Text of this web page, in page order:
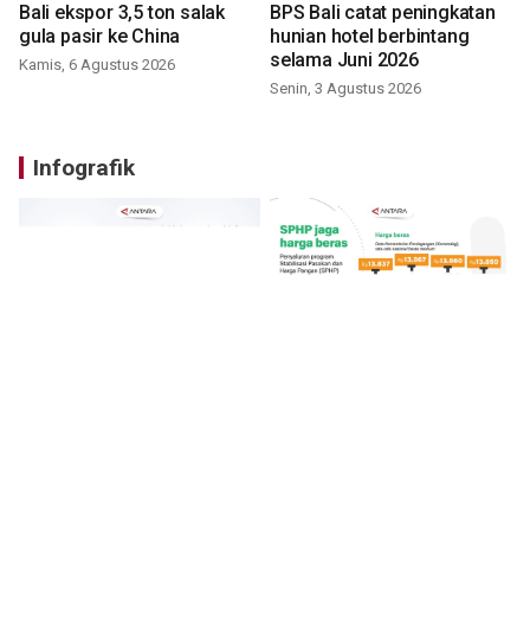
Bali ekspor 3,5 ton salak
gula pasir ke China
Kamis, 6 Agustus 2026
BPS Bali catat peningkatan
hunian hotel berbintang
selama Juni 2026
Senin, 3 Agustus 2026
Infografik